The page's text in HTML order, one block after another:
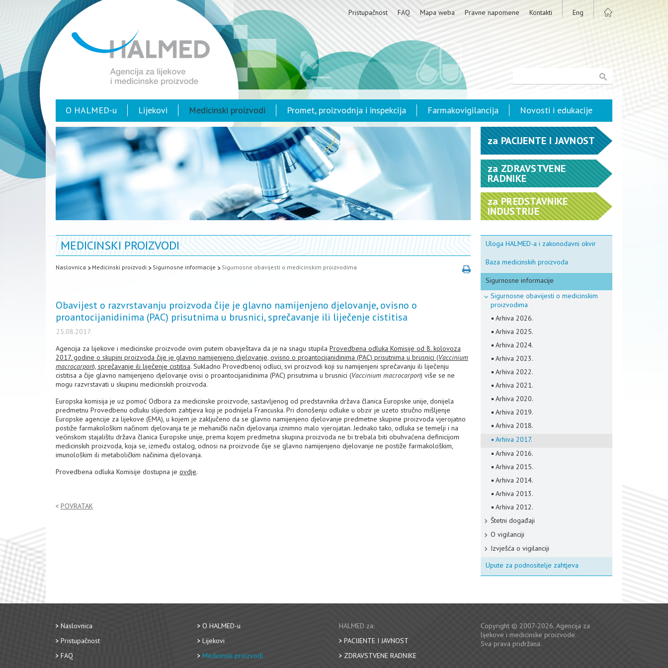
Pristupačnost FAQ Mapa weba Pravne napomene Kontakti Eng
O HALMED-u Lijekovi Medicinski proizvodi Promet, proizvodnja i inspekcija Farmakovigilancija Novosti i edukacije
MEDICINSKI PROIZVODI
Naslovnica Medicinski proizvodi Sigurnosne informacije Sigurnosne obavijesti o medicinskim proizvodima
Obavijest o razvrstavanju proizvoda čije je glavno namijenjeno djelovanje, ovisno o
proantocijanidinima (PAC) prisutnima u brusnici, sprečavanje ili liječenje cistitisa
25.08.2017.
Agencija za lijekove i medicinske proizvode ovim putem obavještava da je na snagu stupila Provedbena odluka Komisije od 8. kolovoza
2017. godine o skupini proizvoda čije je glavno namijenjeno djelovanje, ovisno o proantocijanidinima (PAC) prisutnima u brusnici (Vaccinium
macrocarpon), sprečavanje ili liječenje cistitisa. Sukladno Provedbenoj odluci, svi proizvodi koji su namijenjeni sprečavanju ili liječenju
cistitisa a čije glavno namijenjeno djelovanje ovisi o proantocijanidinima (PAC) prisutnima u brusnici (Vaccinium macrocarpon) više se ne
mogu razvrstavati u skupinu medicinskih proizvoda.
Europska komisija je uz pomoć Odbora za medicinske proizvode, sastavljenog od predstavnika država članica Europske unije, donijela
predmetnu Provedbenu odluku slijedom zahtjeva koji je podnijela Francuska. Pri donošenju odluke u obzir je uzeto stručno mišljenje
Europske agencije za lijekove (EMA), u kojem je zaključeno da se glavno namijenjeno djelovanje predmetne skupine proizvoda vjerojatno
postiže farmakološkim načinom djelovanja te je mehanički način djelovanja iznimno malo vjerojatan. Jednako tako, odluka se temelji i na
većinskom stajalištu država članica Europske unije, prema kojem predmetna skupina proizvoda ne bi trebala biti obuhvaćena definicijom
medicinskih proizvoda, koja se, između ostalog, odnosi na proizvode čije se glavno namijenjeno djelovanje ne postiže farmakološkim,
imunološkim ili metaboličkim načinima djelovanja.
Provedbena odluka Komisije dostupna je ovdje.
POVRATAK
za PACIJENTE I JAVNOST
za ZDRAVSTVENE
RADNIKE
zaPREDSTAVNIKE
INDUSTRIJE
Uloga HALMED-a i zakonodavni okvir
Baza medicinskih proizvoda
Sigurnosne informacije
Sigurnosne obavijesti o medicinskim
proizvodima
Arhiva 2026.
Arhiva 2025.
Arhiva 2024.
Arhiva 2023.
Arhiva 2022.
Arhiva 2021.
Arhiva 2020.
Arhiva 2019.
Arhiva 2018.
Arhiva 2017.
Arhiva 2016.
Arhiva 2015.
Arhiva 2014.
Arhiva 2013.
Arhiva 2012.
Štetni događaji
O vigilanciji
Izvješća o vigilanciji
Upute za podnositelje zahtjeva
Naslovnica
Pristupačnost
FAQ
O HALMED-u
Lijekovi
Medicinski proizvodi
HALMED za:
PACIJENTE I JAVNOST
ZDRAVSTVENE RADNIKE
Copyright © 2007-2026. Agencija za
lijekove i medicinske proizvode.
Sva prava pridržana.